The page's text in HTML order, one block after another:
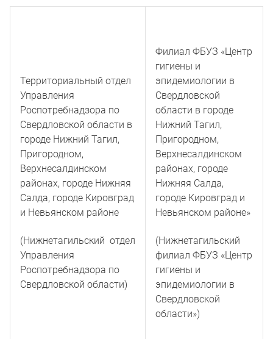
Территориальный отдел
Управления
Роспотребнадзора по
Свердловской области в
городе Нижний Тагил,
Пригородном,
Верхнесалдинском
районах, городе Нижняя
Салда, городе Кировград
и Невьянском районе
(Нижнетагильский отдел
Управления
Роспотребнадзора по
Свердловской области)
Филиал ФБУЗ «Центр
гигиены и
эпидемиологии в
Свердловской
области в городе
Нижний Тагил,
Пригородном,
Верхнесалдинском
районах, городе
Нижняя Салда,
городе Кировград и
Невьянском районе»
(Нижнетагильский
филиал ФБУЗ «Центр
гигиены и
эпидемиологии в
Свердловской
области»)